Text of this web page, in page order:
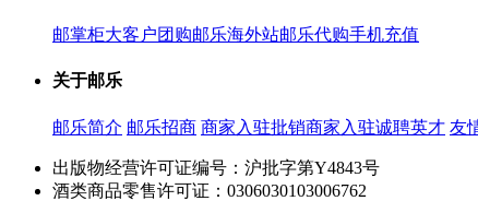
邮掌柜大客户团购邮乐海外站邮乐代购手机充值
关于邮乐
邮乐简介 邮乐招商 商家入驻批销商家入驻诚聘英才 友
出版物经营许可证编号：沪批字第Y4843号
酒类商品零售许可证：0306030103006762